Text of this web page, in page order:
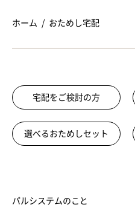
ホーム おためし宅配
宅配をご検討の方
選べるおためしセット
パルシステムのこと